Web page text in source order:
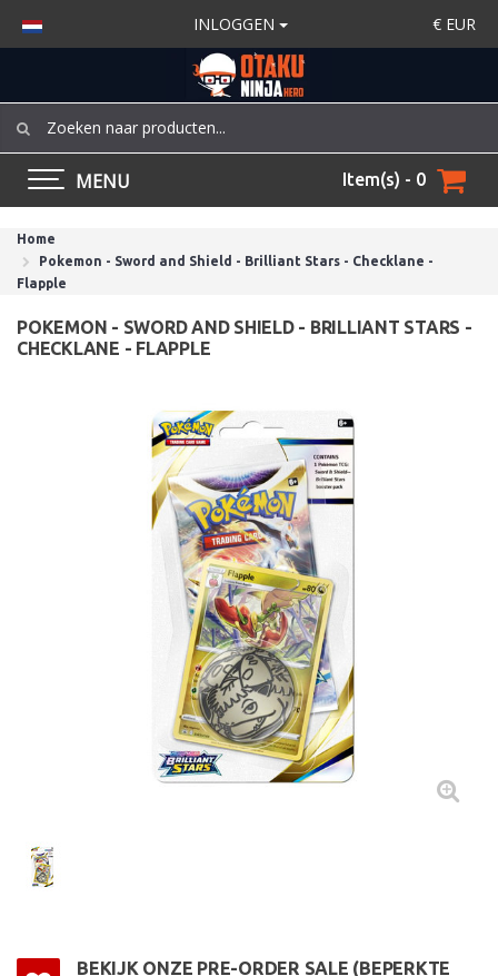
INLOGGEN € EUR
MENU Item(s) - 0
Home
Pokemon - Sword and Shield - Brilliant Stars - Checklane -
Flapple
POKEMON - SWORD AND SHIELD - BRILLIANT STARS -
CHECKLANE - FLAPPLE
BEKIJK ONZE PRE-ORDER SALE (BEPERKTE